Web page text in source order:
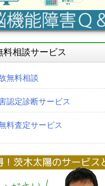
料相談サービス
無料相談
認定診断サービス
料査定サービス